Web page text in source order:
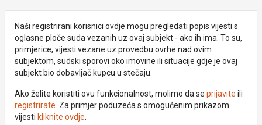
Naši registrirani korisnici ovdje mogu pregledati popis vijesti s
oglasne ploče suda vezanih uz ovaj subjekt - ako ih ima. To su,
primjerice, vijesti vezane uz provedbu ovrhe nad ovim
subjektom, sudski sporovi oko imovine ili situacije gdje je ovaj
subjekt bio dobavljač kupcu u stečaju.
Ako želite koristiti ovu funkcionalnost, molimo da se prijavite ili
registrirate . Za primjer poduzeća s omogućenim prikazom
vijesti kliknite ovdje